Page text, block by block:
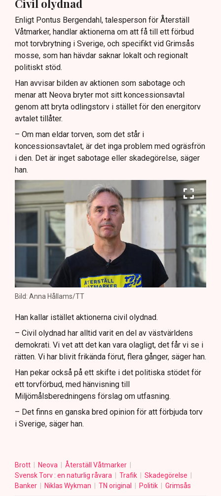
Civil olydnad
Enligt Pontus Bergendahl, talesperson för Återställ
Våtmarker, handlar aktionerna om att få till ett förbud
mot torvbrytning i Sverige, och specifikt vid Grimsås
mosse, som han hävdar saknar lokalt och regionalt
politiskt stöd.
Han avvisar bilden av aktionen som sabotage och
menar att Neova bryter mot sitt koncessionsavtal
genom att bryta odlingstorv i stället för den energitorv
avtalet tillåter.
– Om man eldar torven, som det står i
koncessionsavtalet, är det inga problem med ogräsfrön
i den. Det är inget sabotage eller skadegörelse, säger
han.
Bild: Anna Hållams/TT
Han kallar istället aktionerna civil olydnad.
– Civil olydnad har alltid varit en del av västvärldens
demokrati. Vi vet att det kan vara olagligt, det får vi se i
rätten. Vi har blivit frikända förut, flera gånger, säger han.
Han pekar också på ett skifte i det politiska stödet för
ett torvförbud, med hänvisning till
Miljömålsberedningens förslag om utfasning.
– Det finns en ganska bred opinion för att förbjuda torv
i Sverige, säger han.
Brott Neova
Återställ Våtmarker
Svensk Torv : en naturlig råvara
Trafik
Skadegörelse
Banker
Niklas Wykman TN original Politik Grimsås